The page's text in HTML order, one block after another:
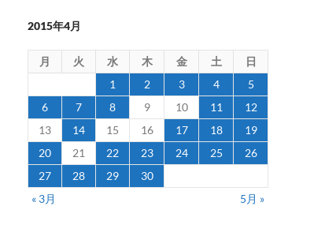
2015年4月
月 火 水 木 金 土
日
1
2 3 4
5
6
7 8 9 10 11
12
13
14 15 16 17 18
19
20
21 22 23 24 25
26
27
28 29
30
« 3月
5月 »